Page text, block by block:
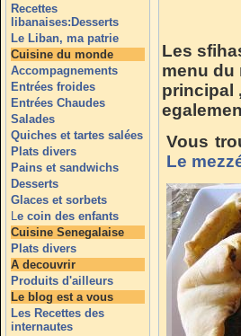
Recettes
libanaises:Desserts
Le Liban, ma patrie
Cuisine du monde
Accompagnements
Entrées froides
Entrées Chaudes
Salades
Quiches et tartes salées
Plats divers
Pains et sandwichs
Desserts
Glaces et sorbets
Le coin des enfants
Cuisine Senegalaise
Plats divers
A decouvrir
Produits d'ailleurs
Le blog est a vous
Les Recettes des
internautes
Les
menu du
principal
Vous
Le